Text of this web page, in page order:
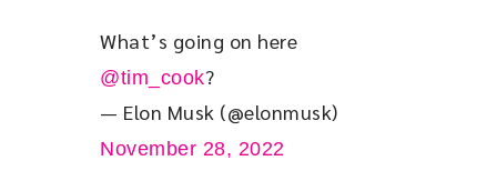
What’s going on here
@tim_cook?
— Elon Musk (@elonmusk)
November 28, 2022